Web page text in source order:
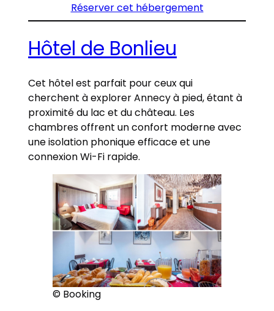
Réserver cet hébergement
Hôtel de Bonlieu
Cet hôtel est parfait pour ceux qui
cherchent à explorer Annecy à pied, étant à
proximité du lac et du château. Les
chambres offrent un confort moderne avec
une isolation phonique efficace et une
connexion Wi-Fi rapide.
© Booking